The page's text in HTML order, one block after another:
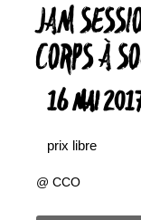
JAM
CORPS À
16 MAI
prix libre
@ CCO